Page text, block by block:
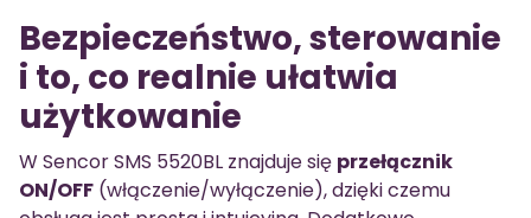
Bezpieczeństwo, sterowanie
i to, co realnie ułatwia
użytkowanie
W Sencor SMS 5520BL znajduje się przełącznik
ON/OFF (włączenie/wyłączenie), dzięki czemu